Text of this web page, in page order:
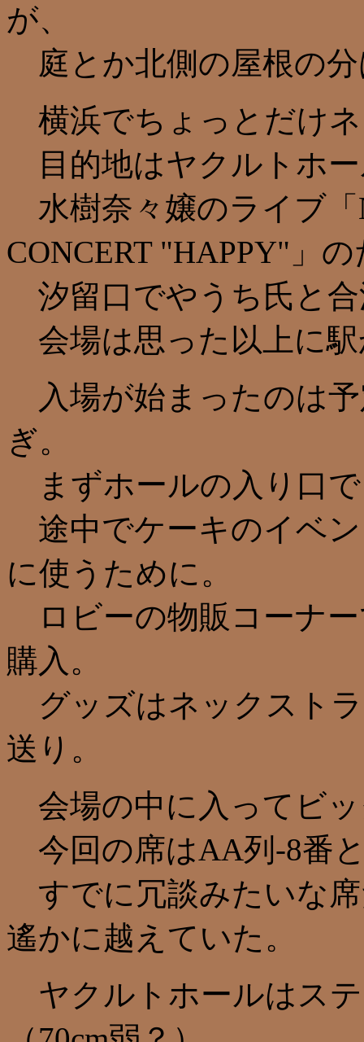
が、
庭とか北側の屋根の
横浜でちょっとだけ
目的地はヤクルトホ
水樹奈々嬢のライブ「
CONCERT "HAPPY"」
汐留口でやうち氏と合
会場は思った以上に
入場が始まったのは予
ぎ。
まずホールの入り口
途中でケーキのイベ
に使うために。
ロビーの物販コーナ
購入。
グッズはネックスト
送り。
会場の中に入ってビ
今回の席はAA列-8番
すでに冗談みたいな
遙かに越えていた。
ヤクルトホールはス